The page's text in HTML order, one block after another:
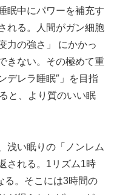
眠中にパワーを補充す
れる。人間がガン細胞
力の強さ」 にかかっ
きない。その極めて重
デレラ睡眠″」を目指
と、より質のいい眠
浅い眠りの「ノンレム
される。1リズム1時
る。そこには3時間の